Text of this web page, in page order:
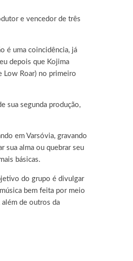
e vencedor de três
é uma coincidência, já
depois que Kojima
Low Roar) no primeiro
sua segunda produção,
em Varsóvia, gravando
sua alma ou quebrar seu
básicas.
do grupo é divulgar
bem feita por meio
de outros da